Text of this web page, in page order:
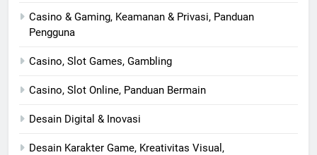
Casino & Gaming, Keamanan & Privasi, Panduan
Pengguna
Casino, Slot Games, Gambling
Casino, Slot Online, Panduan Bermain
Desain Digital & Inovasi
Desain Karakter Game, Kreativitas Visual,